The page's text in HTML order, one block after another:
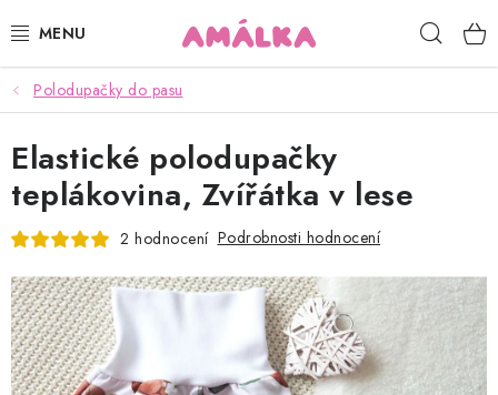
na
KOJENECKÉ, DĚTSKÉ OBLEČENÍ
ČEPICE, RUKAVICE, NÁKRČNÍKY
OSUŠKY, BRYNDÁKY, DEKY, DOPLŇKY
POUKAZY
KONTAKTY
Polodupačky do pasu
Elastické polodupačky
teplákovina, Zvířátka v lese
2 hodnocení Podrobnosti hodnocení